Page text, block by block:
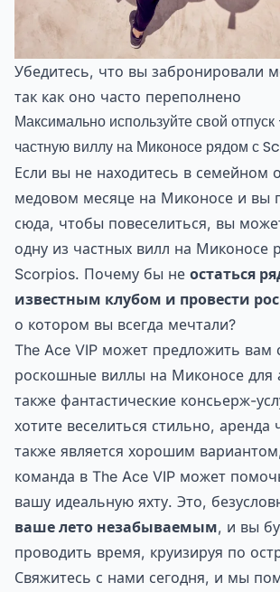
Убедитесь, что вы забронировали
так как оно часто переполнено
Максимально используйте свой
частную виллу на Миконосе рядом с
Если вы не находитесь в семейном
медовом месяце на Миконосе и вы
сюда, чтобы повеселиться, вы
одну из частных вилл на Миконосе
Scorpios. Почему бы не остаться
известным клубом и провести
о котором вы всегда мечтали?
The Ace VIP может предложить вам
роскошные виллы на Миконосе для
также фантастические консьерж-
хотите веселиться стильно, аренда
также является хорошим
команда в The Ace VIP может
вашу идеальную яхту. Это,
ваше лето незабываемым, и вы
проводить время, круизируя по
Свяжитесь с нами сегодня, и мы